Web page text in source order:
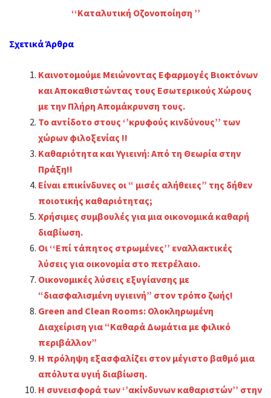
‘‘Καταλυτική Οζονοποίηση ’’
Σχετικά Άρθρα
Καινοτομούμε Μειώνοντας Εφαρμογές Βιοκτόνων
και Αποκαθιστώντας τους Εσωτερικούς Χώρους
με την Πλήρη Απομάκρυνση τους.
Το αντίδοτο στους ‘’κρυφούς κινδύνους’’ των
χώρων φιλοξενίας !!
Καθαριότητα και Υγιεινή: Από τη Θεωρία στην
Πράξη!!
Είναι επικίνδυνες οι “ μισές αλήθειες” της δήθεν
ποιοτικής καθαριότητας;
Χρήσιμες συμβουλές για μια οικονομικά καθαρή
διαβίωση.
Οι ‘‘Επί τάπητος στρωμένες’’ εναλλακτικές
λύσεις για οικονομία στο πετρέλαιο.
Οικονομικές λύσεις εξυγίανσης με
“διασφαλισμένη υγιεινή” στον τρόπο ζωής!
Green and Clean Rooms: Ολοκληρωμένη
Διαχείριση για “Καθαρά Δωμάτια με φιλικό
περιβάλλον”
Η πρόληψη εξασφαλίζει στον μέγιστο βαθμό μια
απόλυτα υγιή διαβίωση.
Η συνεισφορά των ‘’ακίνδυνων καθαριστών’’ στην